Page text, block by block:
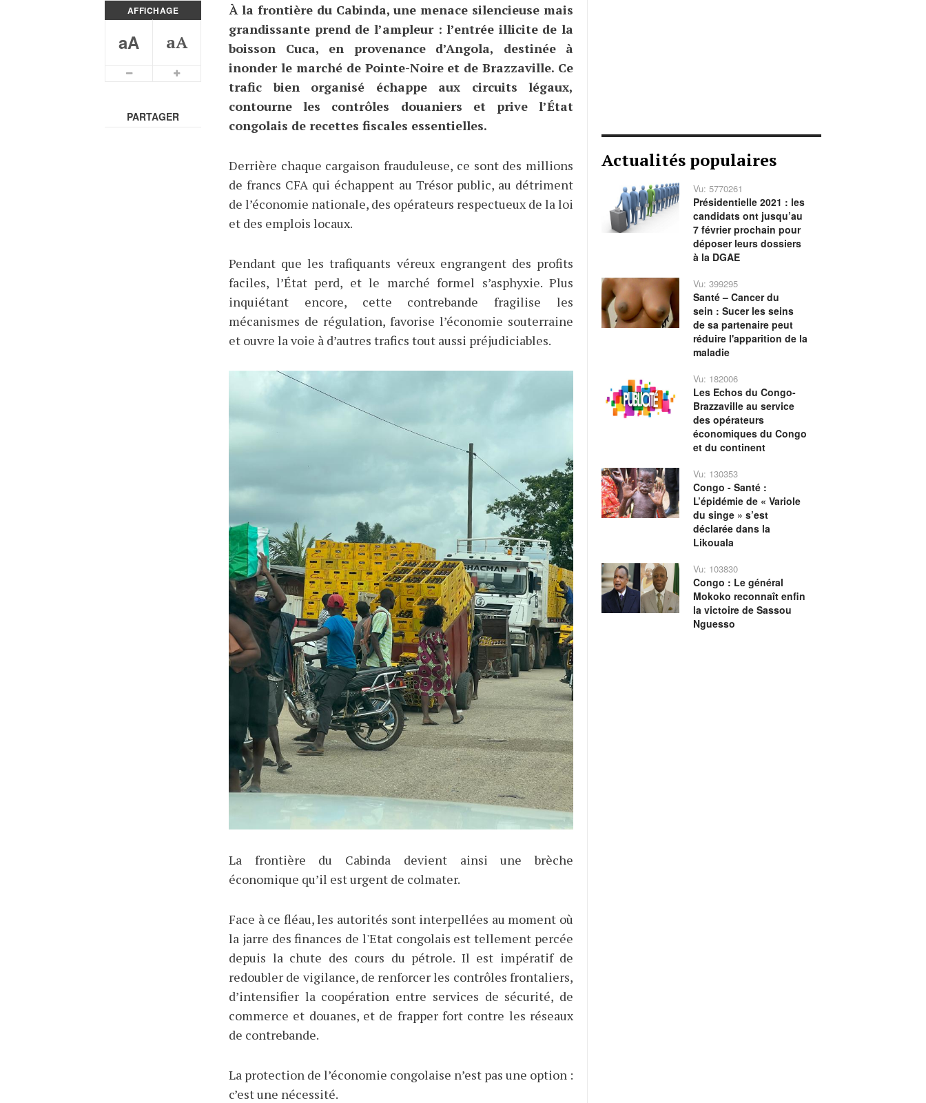
AFFICHAGE
aA aA
PARTAGER
À la frontière du Cabinda, une menace silencieuse mais
grandissante prend de l’ampleur : l’entrée illicite de la
boisson Cuca, en provenance d’Angola, destinée à
inonder le marché de Pointe-Noire et de Brazzaville. Ce
trafic bien organisé échappe aux circuits légaux,
contourne les contrôles douaniers et prive l’État
congolais de recettes fiscales essentielles.
Derrière chaque cargaison frauduleuse, ce sont des millions
de francs CFA qui échappent au Trésor public, au détriment
de l’économie nationale, des opérateurs respectueux de la loi
et des emplois locaux.
Pendant que les trafiquants véreux engrangent des profits
faciles, l’État perd, et le marché formel s’asphyxie. Plus
inquiétant encore, cette contrebande fragilise les
mécanismes de régulation, favorise l’économie souterraine
et ouvre la voie à d’autres trafics tout aussi préjudiciables.
La frontière du Cabinda devient ainsi une brèche
économique qu’il est urgent de colmater.
Face à ce fléau, les autorités sont interpellées au moment où
la jarre des finances de l'Etat congolais est tellement percée
depuis la chute des cours du pétrole. Il est impératif de
redoubler de vigilance, de renforcer les contrôles frontaliers,
d’intensifier la coopération entre services de sécurité, de
commerce et douanes, et de frapper fort contre les réseaux
de contrebande.
La protection de l’économie congolaise n’est pas une option :
c’est une nécessité.
Actualités populaires
Vu: 5770261
Présidentielle 2021 : les
candidats ont jusqu’au
7 février prochain pour
déposer leurs dossiers
à la DGAE
Vu: 399295
Santé – Cancer du
sein : Sucer les seins
de sa partenaire peut
réduire l'apparition de la
maladie
Vu: 182006
Les Echos du Congo-
Brazzaville au service
des opérateurs
économiques du Congo
et du continent
Vu: 130353
Congo - Santé :
L’épidémie de « Variole
du singe » s’est
déclarée dans la
Likouala
Vu: 103830
Congo : Le général
Mokoko reconnaît enfin
la victoire de Sassou
Nguesso